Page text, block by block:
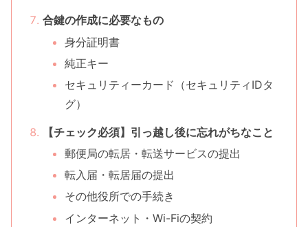
合鍵の作成に必要なもの
身分証明書
純正キー
セキュリティーカード（セキュリティIDタ
グ）
【チェック必須】引っ越し後に忘れがちなこと
郵便局の転居・転送サービスの提出
転入届・転居届の提出
その他役所での手続き
インターネット・Wi-Fiの契約